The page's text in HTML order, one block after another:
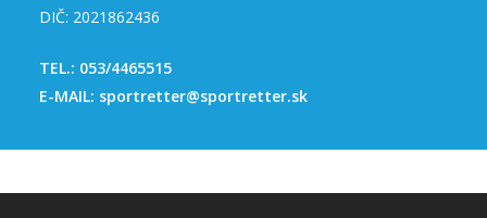
DIČ: 2021862436
TEL.: 053/4465515
E-MAIL: sportretter@sportretter.skZjazdové lyže
Bežecké lyžovanie
Skialpinizmus
Snowboarding